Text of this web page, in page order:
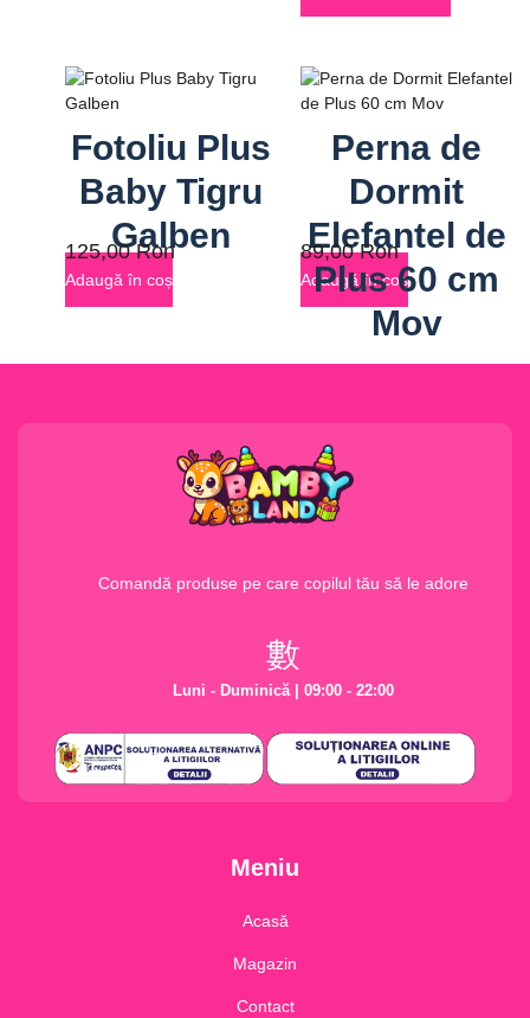
Fotoliu Plus
Baby Tigru
Galben
125,00Ron
Adaugă în coș
Perna de
Dormit
Elefantel de
Plus 60 cm
Mov
89,00Ron
Adaugă în coș
Comandă produse pe care copilul tău să le adore
Luni - Duminică | 09:00 - 22:00
Meniu
Acasă
Magazin
Contact